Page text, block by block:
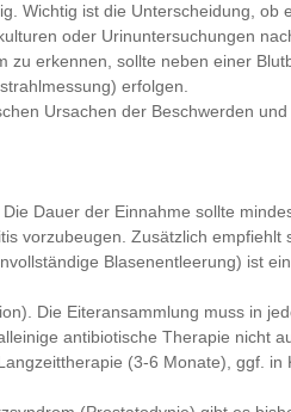
Wichtig ist die Unterscheidung, ob
oder Urinuntersuchungen
zu erkennen, sollte neben einer
erfolgen.
Ursachen der Beschwerden und
Dauer der Einnahme sollte
vorzubeugen. Zusätzlich empfiehlt
Blasenentleerung) ist
Die Eiteransammlung muss in
antibiotische Therapie nicht
(3-6 Monate), ggf. in